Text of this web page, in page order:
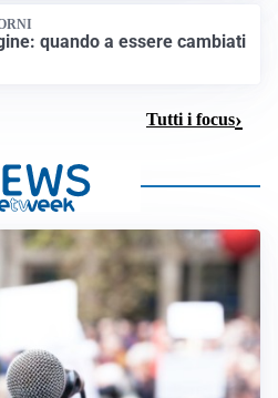
quando a essere cambiati
Tutti i focus